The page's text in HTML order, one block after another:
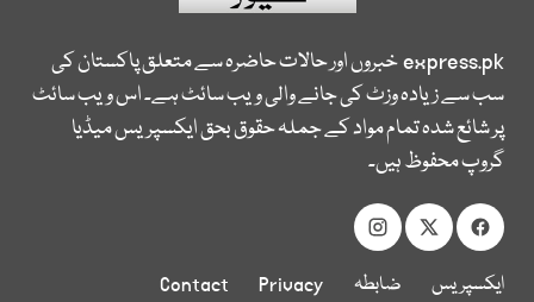
express.pkخبروں اور حالات حاضرہ سے متعلق پاکستان کی
سب سے زیادہ وزٹ کی جانے والی ویب سائٹ ہے۔ اس ویب سائٹ
پر شائع شدہ تمام مواد کے جملہ حقوق بحق ایکسپریس میڈیا
گروپ محفوظ ہیں۔
ایکسپریس
ضابطہ
Privacy
Contact